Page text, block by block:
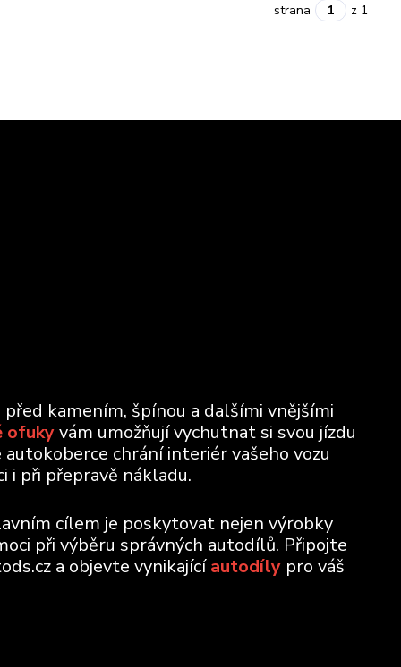
strana z 1
kamením, špínou a dalšími vnějšími
ofukyvám umožňují vychutnat si svou jízdu
chrání interiér vašeho vozu
i při přepravě nákladu.
cílem je poskytovat nejen výrobky
při výběru správných autodílů. Připojte
a objevte vynikajícíautodíly pro váš